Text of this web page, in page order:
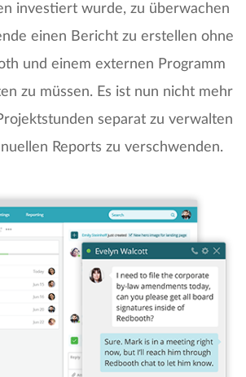
investiert wurde, zu überwachen
einen Bericht zu erstellen ohne
und einem externen Programm
zu müssen. Es ist nun nicht mehr
separat zu verwalten
Reports zu verschwenden.